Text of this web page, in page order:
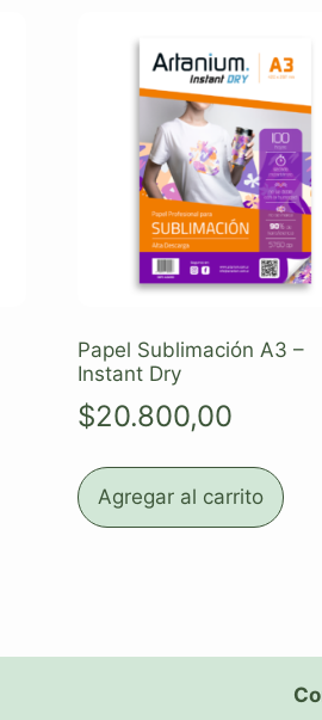
Papel Sublimación A3 –
Instant Dry
$20.800,00
Agregar al carrito